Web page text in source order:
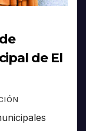
de El